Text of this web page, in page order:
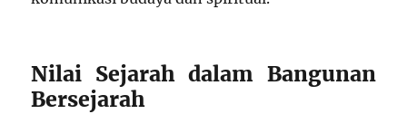
Nilai Sejarah dalam Bangunan
Bersejarah